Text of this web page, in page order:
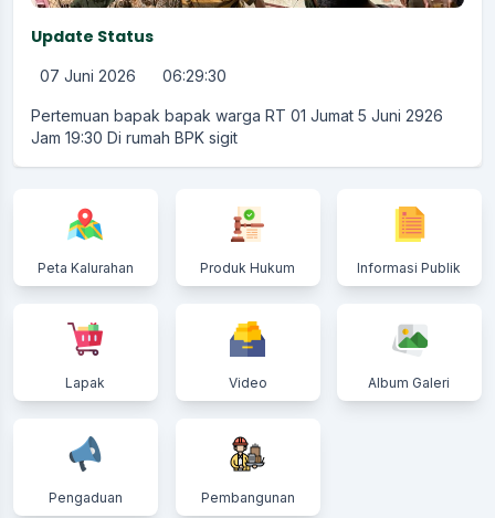
Update Status
07 Juni 2026 06:29:30
Pertemuan bapak bapak warga RT 01 Jumat 5 Juni 2926
Jam 19:30 Di rumah BPK sigit
Peta Kalurahan Produk Hukum Informasi Publik
Lapak Video Album Galeri
Pengaduan Pembangunan